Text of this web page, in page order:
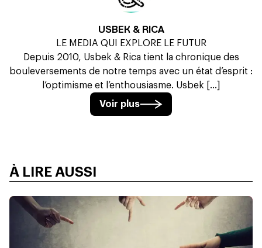
USBEK & RICA
LE MEDIA QUI EXPLORE LE FUTUR
Depuis 2010, Usbek & Rica tient la chronique des
bouleversements de notre temps avec un état d’esprit :
l’optimisme et l’enthousiasme. Usbek [...]
Voir plus
À LIRE AUSSI